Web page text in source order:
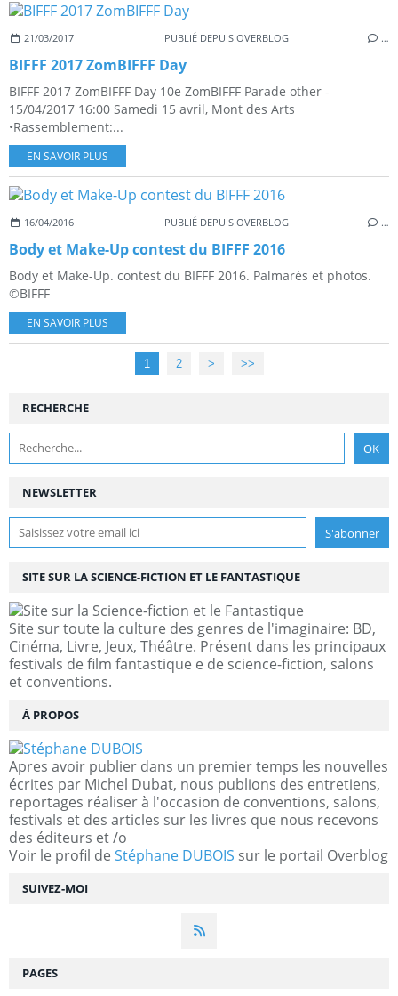
21/03/2017 PUBLIÉ DEPUIS OVERBLOG …
BIFFF 2017 ZomBIFFF Day
BIFFF 2017 ZomBIFFF Day 10e ZomBIFFF Parade other -
15/04/2017 16:00 Samedi 15 avril, Mont des Arts
•Rassemblement:...
EN SAVOIR PLUS
16/04/2016 PUBLIÉ DEPUIS OVERBLOG …
Body et Make-Up contest du BIFFF 2016
Body et Make-Up. contest du BIFFF 2016. Palmarès et photos.
©BIFFF
EN SAVOIR PLUS
1 2 > >>
NEWSLETTER
SUIVEZ-MOI
RECHERCHE
SITE SUR LA SCIENCE-FICTION ET LE FANTASTIQUE
Site sur toute la culture des genres de l'imaginaire: BD,
Cinéma, Livre, Jeux, Théâtre. Présent dans les principaux
festivals de film fantastique e de science-fiction, salons
et conventions.
À PROPOS
Apres avoir publier dans un premier temps les nouvelles
écrites par Michel Dubat, nous publions des entretiens,
reportages réaliser à l'occasion de conventions, salons,
festivals et des articles sur les livres que nous recevons
des éditeurs et /o
Voir le profil de Stéphane DUBOIS sur le portail Overblog
PAGES